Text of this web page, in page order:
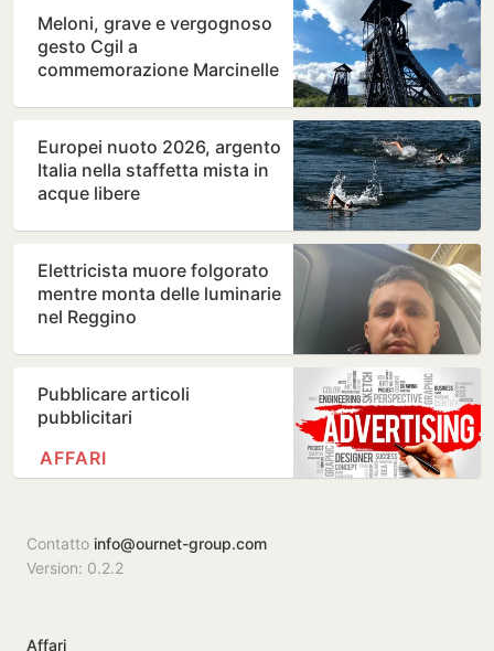
Meloni, grave e vergognoso
gesto Cgil a
commemorazione Marcinelle
Europei nuoto 2026, argento
Italia nella staffetta mista in
acque libere
Elettricista muore folgorato
mentre monta delle luminarie
nel Reggino
Pubblicare articoli
pubblicitari
AFFARI
Contatto info@ournet-group.com
Version: 0.2.2
Affari